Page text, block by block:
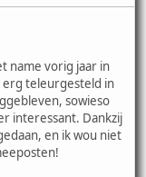
name vorig jaar in
erg teleurgesteld in
sowieso
interessant. Dankzij
en ik wou niet